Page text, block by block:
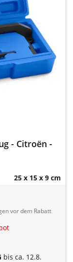
- Citroën -
25 x 15 x 9 cm
vor dem Rabatt
bis ca. 12.8.